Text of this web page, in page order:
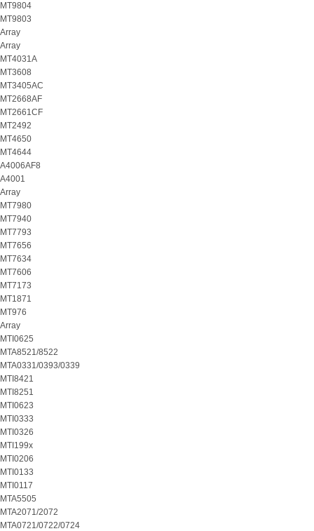
MT9804
MT9803
Array
Array
MT4031A
MT3608
MT3405AC
MT2668AF
MT2661CF
MT2492
MT4650
MT4644
A4006AF8
A4001
Array
MT7980
MT7940
MT7793
MT7656
MT7634
MT7606
MT7173
MT1871
MT976
Array
MTI0625
MTA8521/8522
MTA0331/0393/0339
MTI8421
MTI8251
MTI0623
MTI0333
MTI0326
MTI199x
MTI0206
MTI0133
MTI0117
MTA5505
MTA2071/2072
MTA0721/0722/0724